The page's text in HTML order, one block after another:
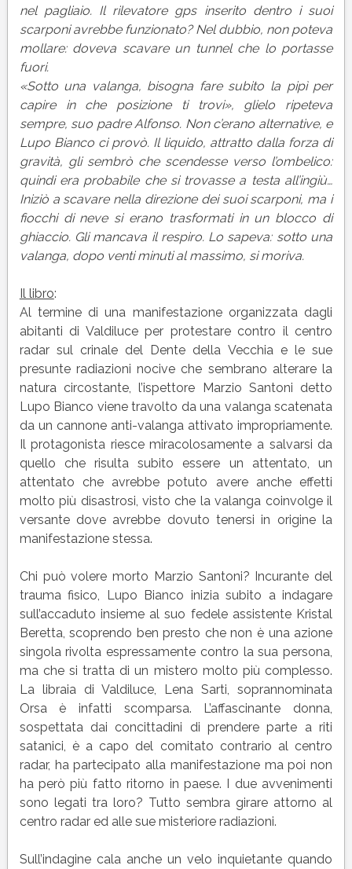
nel pagliaio. Il rilevatore gps inserito dentro i suoi
scarponi avrebbe funzionato? Nel dubbio, non poteva
mollare: doveva scavare un tunnel che lo portasse
fuori.
«Sotto una valanga, bisogna fare subito la pipì per
capire in che posizione ti trovi», glielo ripeteva
sempre, suo padre Alfonso. Non c’erano alternative, e
Lupo Bianco ci provò. Il liquido, attratto dalla forza di
gravità, gli sembrò che scendesse verso l’ombelico:
quindi era probabile che si trovasse a testa all’ingiù…
Iniziò a scavare nella direzione dei suoi scarponi, ma i
fiocchi di neve si erano trasformati in un blocco di
ghiaccio. Gli mancava il respiro. Lo sapeva: sotto una
valanga, dopo venti minuti al massimo, si moriva.
Il libro:
Al termine di una manifestazione organizzata dagli
abitanti di Valdiluce per protestare contro il centro
radar sul crinale del Dente della Vecchia e le sue
presunte radiazioni nocive che sembrano alterare la
natura circostante, l’ispettore Marzio Santoni detto
Lupo Bianco viene travolto da una valanga scatenata
da un cannone anti-valanga attivato impropriamente.
Il protagonista riesce miracolosamente a salvarsi da
quello che risulta subito essere un attentato, un
attentato che avrebbe potuto avere anche effetti
molto più disastrosi, visto che la valanga coinvolge il
versante dove avrebbe dovuto tenersi in origine la
manifestazione stessa.
Chi può volere morto Marzio Santoni? Incurante del
trauma fisico, Lupo Bianco inizia subito a indagare
sull’accaduto insieme al suo fedele assistente Kristal
Beretta, scoprendo ben presto che non è una azione
singola rivolta espressamente contro la sua persona,
ma che si tratta di un mistero molto più complesso.
La libraia di Valdiluce, Lena Sarti, soprannominata
Orsa è infatti scomparsa. L’affascinante donna,
sospettata dai concittadini di prendere parte a riti
satanici, è a capo del comitato contrario al centro
radar, ha partecipato alla manifestazione ma poi non
ha però più fatto ritorno in paese. I due avvenimenti
sono legati tra loro? Tutto sembra girare attorno al
centro radar ed alle sue misteriore radiazioni.
Sull’indagine cala anche un velo inquietante quando